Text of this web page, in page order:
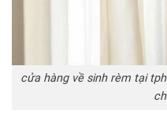
cửa hàng về sinh rèm tại